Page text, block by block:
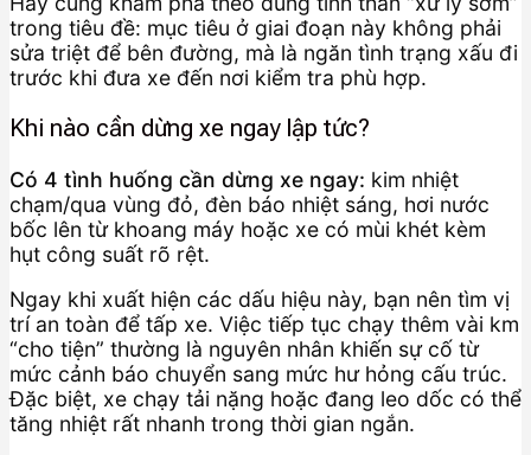
trong tiêu đề: mục tiêu ở giai đoạn này không phải
sửa triệt để bên đường, mà là ngăn tình trạng xấu đi
trước khi đưa xe đến nơi kiểm tra phù hợp.
Khi nào cần dừng xe ngay lập tức?
Có 4 tình huống cần dừng xe ngay: kim nhiệt
chạm/qua vùng đỏ, đèn báo nhiệt sáng, hơi nước
bốc lên từ khoang máy hoặc xe có mùi khét kèm
hụt công suất rõ rệt.
Ngay khi xuất hiện các dấu hiệu này, bạn nên tìm vị
trí an toàn để tấp xe. Việc tiếp tục chạy thêm vài km
“cho tiện” thường là nguyên nhân khiến sự cố từ
mức cảnh báo chuyển sang mức hư hỏng cấu trúc.
Đặc biệt, xe chạy tải nặng hoặc đang leo dốc có thể
tăng nhiệt rất nhanh trong thời gian ngắn.